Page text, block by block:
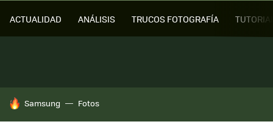
ACTUALIDAD ANÁLISIS TRUCOS FOTOGRAFÍA
HOY SE HABLA DE
Samsung Fotos